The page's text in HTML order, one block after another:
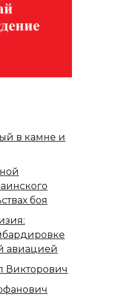
в камне и
боя
авиацией
Викторович